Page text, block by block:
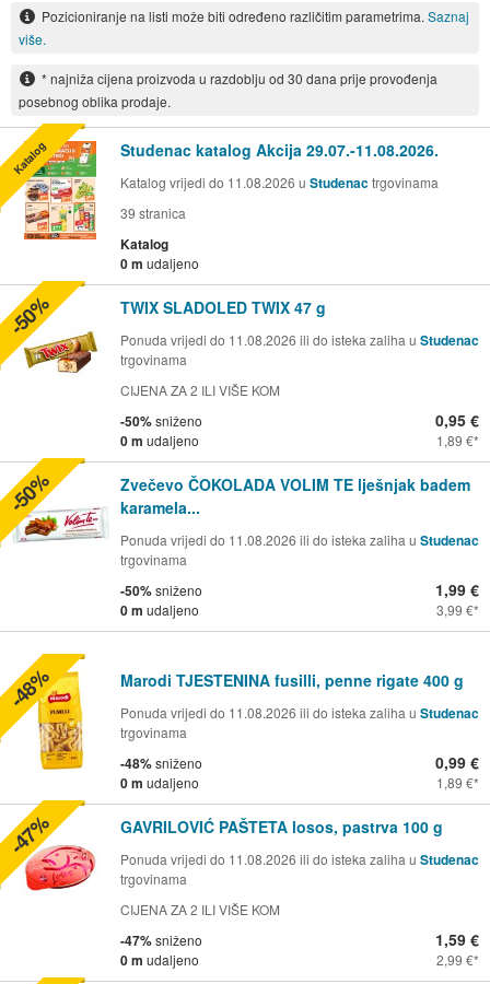
Pozicioniranje na listi može biti određeno različitim parametrima. Saznaj
više.
* najniža cijena proizvoda u razdoblju od 30 dana prije provođenja
posebnog oblika prodaje.
Studenac katalog Akcija 29.07.-11.08.2026.
Katalog vrijedi do 11.08.2026 u Studenactrgovinama
39 stranica
Katalog
0 m udaljeno
Katalog
TWIX SLADOLED TWIX 47 g
Ponuda vrijedi do 11.08.2026 ili do isteka zaliha u Studenac
trgovinama
CIJENA ZA 2 ILI VIŠE KOM
-50%sniženo
0 m udaljeno
0,95 €
1,89 €
-50%
Zvečevo ČOKOLADA VOLIM TE lješnjak badem
karamela...
Ponuda vrijedi do 11.08.2026 ili do isteka zaliha u Studenac
trgovinama
-50%sniženo
0 m udaljeno
1,99 €
3,99 €
-50%
Marodi TJESTENINA fusilli, penne rigate 400 g
Ponuda vrijedi do 11.08.2026 ili do isteka zaliha u Studenac
trgovinama
-48%sniženo
0 m udaljeno
0,99 €
1,89 €
-48%
GAVRILOVIĆ PAŠTETA losos, pastrva 100 g
Ponuda vrijedi do 11.08.2026 ili do isteka zaliha u Studenac
trgovinama
CIJENA ZA 2 ILI VIŠE KOM
-47%sniženo
0 m udaljeno
1,59 €
2,99 €
-47%